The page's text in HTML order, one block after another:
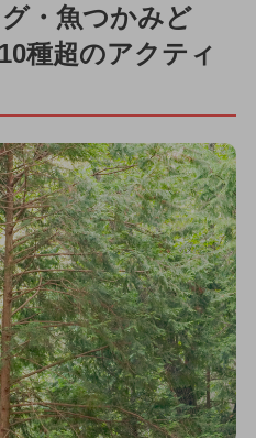
・魚つかみど
種超のアクティ